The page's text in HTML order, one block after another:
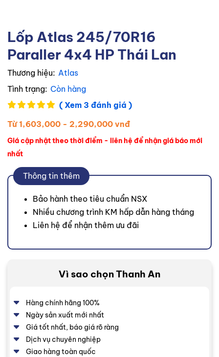
Lốp Atlas 245/70R16
Paraller 4x4 HP Thái Lan
Thương hiệu: Atlas
Tình trạng: Còn hàng
( Xem 3 đánh giá )
Từ 1,603,000 - 2,290,000 vnđ
Giá cập nhật theo thời điểm - liên hệ để nhận giá báo mới
nhất
Thông tin thêm
Bảo hành theo tiêu chuẩn NSX
Nhiều chương trình KM hấp dẫn hàng tháng
Liên hệ để nhận thêm ưu đãi
Vì sao chọn Thanh An
Hàng chính hãng 100%
Ngày sản xuất mới nhất
Giá tốt nhất, báo giá rõ ràng
Dịch vụ chuyên nghiệp
Giao hàng toàn quốc